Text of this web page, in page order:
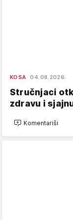
KOSA 04.08.2026.
Stručnjaci
zdravu i
Komentariši